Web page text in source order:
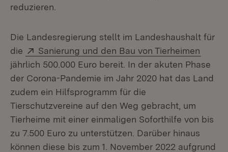
reduzieren.
Die Landesregierung stellt im Landeshaushalt für
die
Extern:
Sanierung und den Bau von Tierheimen
jährlich 500.000 Euro bereit. In der akuten Phase
der Corona-Pandemie im Jahr 2020 hat das Land
zudem ein Hilfsprogramm für die
Tierschutzvereine auf den Weg gebracht, um
Tierheime mit einer einmaligen Soforthilfe von bis
zu 7.500 Euro zu unterstützen. Darüber hinaus
können diese bis zum 1. November 2022 aufgrund